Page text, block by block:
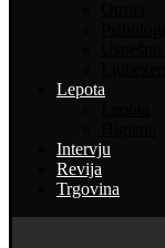
Lepota
Intervju
Revija
Trgovina